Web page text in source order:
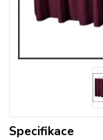
Specifikace